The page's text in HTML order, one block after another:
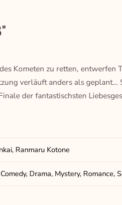
Kometen zu retten, entwerfen
verläuft anders als geplant…
der fantastischsten
Ranmaru Kotone
Drama, Mystery, Romance,